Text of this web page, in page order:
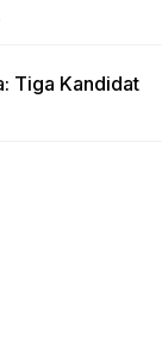
Tiga Kandidat